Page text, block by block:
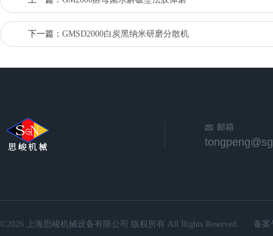
下一篇： GMSD2000白炭黑纳米研磨分散机
邮箱
©2026 上海思峻机械设备有限公司 版权所有 All Rights Reserved. 备案